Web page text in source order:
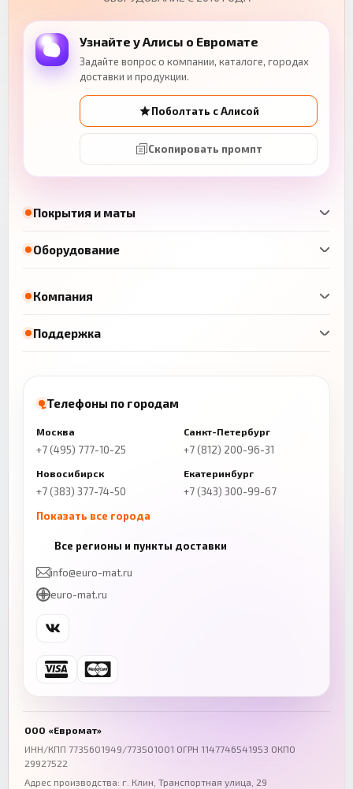
Покрытия и маты
Оборудование
Узнайте у Алисы о Евромате
Задайте вопрос о компании, каталоге, городах
доставки и продукции.
Поболтать с Алисой
Скопировать промпт
Компания
Поддержка
Телефоны по городам
Москва
+7 (495) 777-10-25
Санкт-Петербург
+7 (812) 200-96-31
Новосибирск
+7 (383) 377-74-50
Екатеринбург
+7 (343) 300-99-67
Показать все города
+7 (843) 206-01-30
Челябинск
+7 (343) 300-99-67
Ростов-на-Дону
+7 (863) 333-50-75
Волгоград
+7 (844) 261-36-12
Омск
Все регионы и пункты доставки
info@euro-mat.ru
euro-mat.ru
ООО «Евромат»
ИНН/КПП 7735601949/773501001 ОГРН 1147746541953 ОКПО
29927522
Адрес производства: г. Клин, Транспортная улица, 29